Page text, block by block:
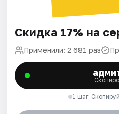
Скидка 17% на
Применили: 2 681 раз
1 шаг.